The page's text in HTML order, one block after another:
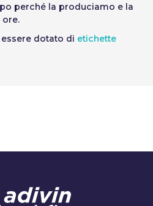
perché la produciamo e la
dotato di etichette